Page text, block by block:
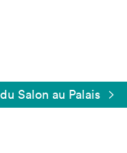
Salon au Palais